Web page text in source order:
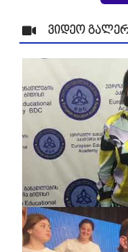
ვიდეო